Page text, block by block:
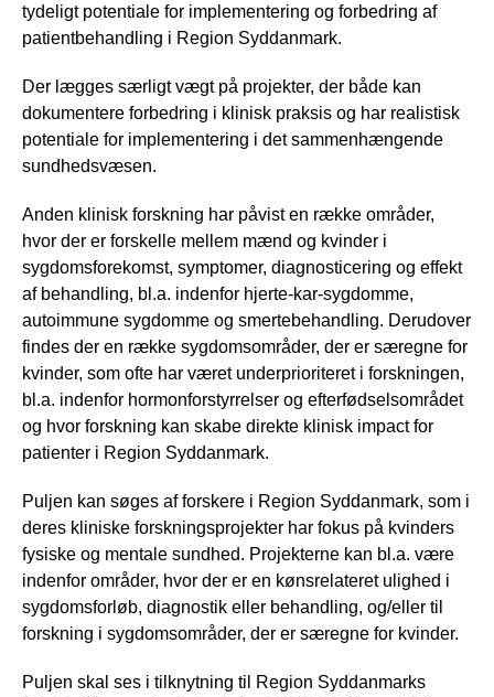
tydeligt potentiale for implementering og forbedring af
patientbehandling i Region Syddanmark.
Der lægges særligt vægt på projekter, der både kan
dokumentere forbedring i klinisk praksis og har realistisk
potentiale for implementering i det sammenhængende
sundhedsvæsen.
Anden klinisk forskning har påvist en række områder,
hvor der er forskelle mellem mænd og kvinder i
sygdomsforekomst, symptomer, diagnosticering og effekt
af behandling, bl.a. indenfor hjerte-kar-sygdomme,
autoimmune sygdomme og smertebehandling. Derudover
findes der en række sygdomsområder, der er særegne for
kvinder, som ofte har været underprioriteret i forskningen,
bl.a. indenfor hormonforstyrrelser og efterfødselsområdet
og hvor forskning kan skabe direkte klinisk impact for
patienter i Region Syddanmark.
Puljen kan søges af forskere i Region Syddanmark, som i
deres kliniske forskningsprojekter har fokus på kvinders
fysiske og mentale sundhed. Projekterne kan bl.a. være
indenfor områder, hvor der er en kønsrelateret ulighed i
sygdomsforløb, diagnostik eller behandling, og/eller til
forskning i sygdomsområder, der er særegne for kvinder.
Puljen skal ses i tilknytning til Region Syddanmarks